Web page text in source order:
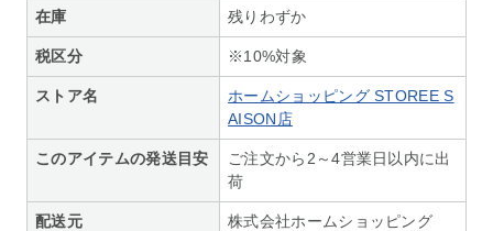
在庫 残りわずか
税区分 ※10%対象
ストア名
ホームショッピング STOREE S
AISON店
このアイテムの発送目安
ご注文から2～4営業日以内に出
荷
配送元 株式会社ホームショッピング